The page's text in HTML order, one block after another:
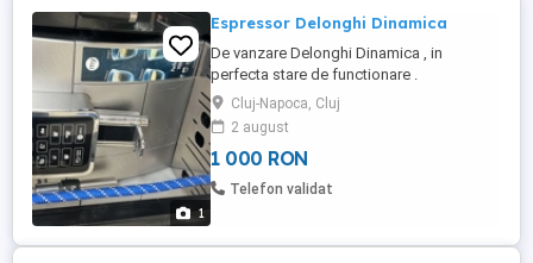
1
Espressor Delonghi Dinamica
De vanzare Delonghi Dinamica , in
perfecta stare de functionare .
Cluj-Napoca, Cluj
2 august
1 000 RON
Telefon validat